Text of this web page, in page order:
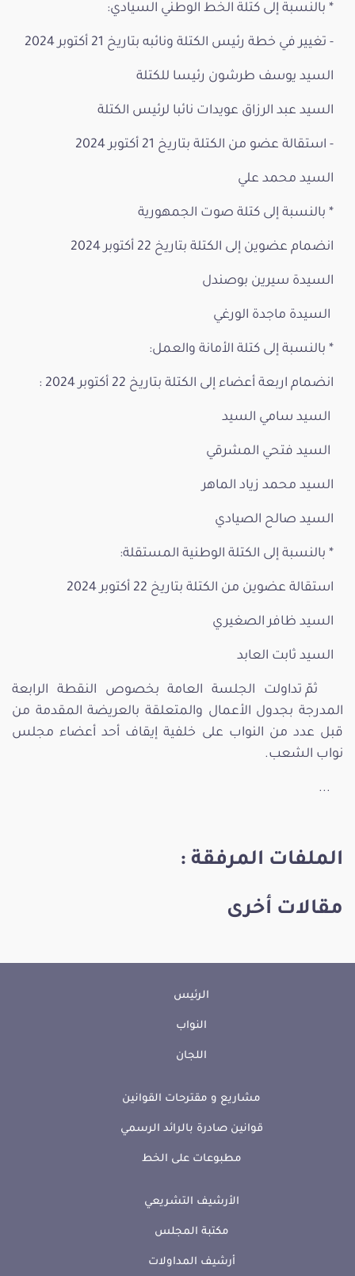
* بالنسبة إلى كتلة الخط الوطني السيادي:
- تغيير في خطة رئيس الكتلة ونائبه بتاريخ 21 أكتوبر 2024
السيد يوسف طرشون رئيسا للكتلة
السيد عبد الرزاق عويدات نائبا لرئيس الكتلة
- استقالة عضو من الكتلة بتاريخ 21 أكتوبر 2024
السيد محمد علي
* بالنسبة إلى كتلة صوت الجمهورية
انضمام عضوين إلى الكتلة بتاريخ 22 أكتوبر 2024
السيدة سيرين بوصندل
السيدة ماجدة الورغي
* بالنسبة إلى كتلة الأمانة والعمل:
انضمام اربعة أعضاء إلى الكتلة بتاريخ 22 أكتوبر 2024 :
السيد سامي السيد
السيد فتحي المشرقي
السيد محمد زياد الماهر
السيد صالح الصيادي
* بالنسبة إلى الكتلة الوطنية المستقلة:
استقالة عضوين من الكتلة بتاريخ 22 أكتوبر 2024
السيد ظافر الصغيري
السيد ثابت العابد
ثمّ تداولت الجلسة العامة بخصوص النقطة الرابعة
المدرجة بجدول الأعمال والمتعلقة بالعريضة المقدمة من
قبل عدد من النواب على خلفية إيقاف أحد أعضاء مجلس
نواب الشعب.
...
الملفات المرفقة :
مقالات أخرى
الرئيس
النواب
اللجان
مشاريع و مقترحات القوانين
قوانين صادرة بالرائد الرسمي
مطبوعات على الخط
الأرشيف التشريعي
مكتبة المجلس
أرشيف المداولات